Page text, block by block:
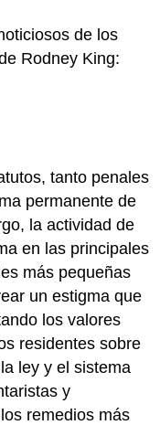
de los
Rodney King:
tanto penales
permanente de
la actividad de
en las principales
más pequeñas
un estigma que
los valores
residentes sobre
ley y el sistema
y
remedios más